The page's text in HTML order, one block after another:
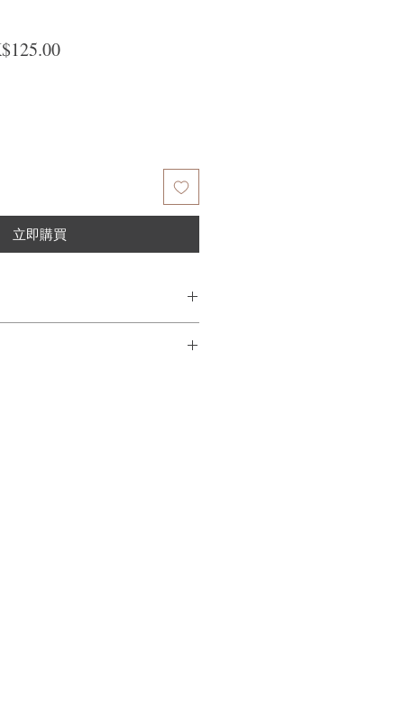
價格 促銷價格
立即購買
2次，如要達到最佳直髮功效，請堅